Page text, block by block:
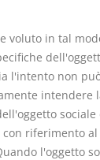
voluto in tal
l'intento non
intendere
riferimento
l'oggetto